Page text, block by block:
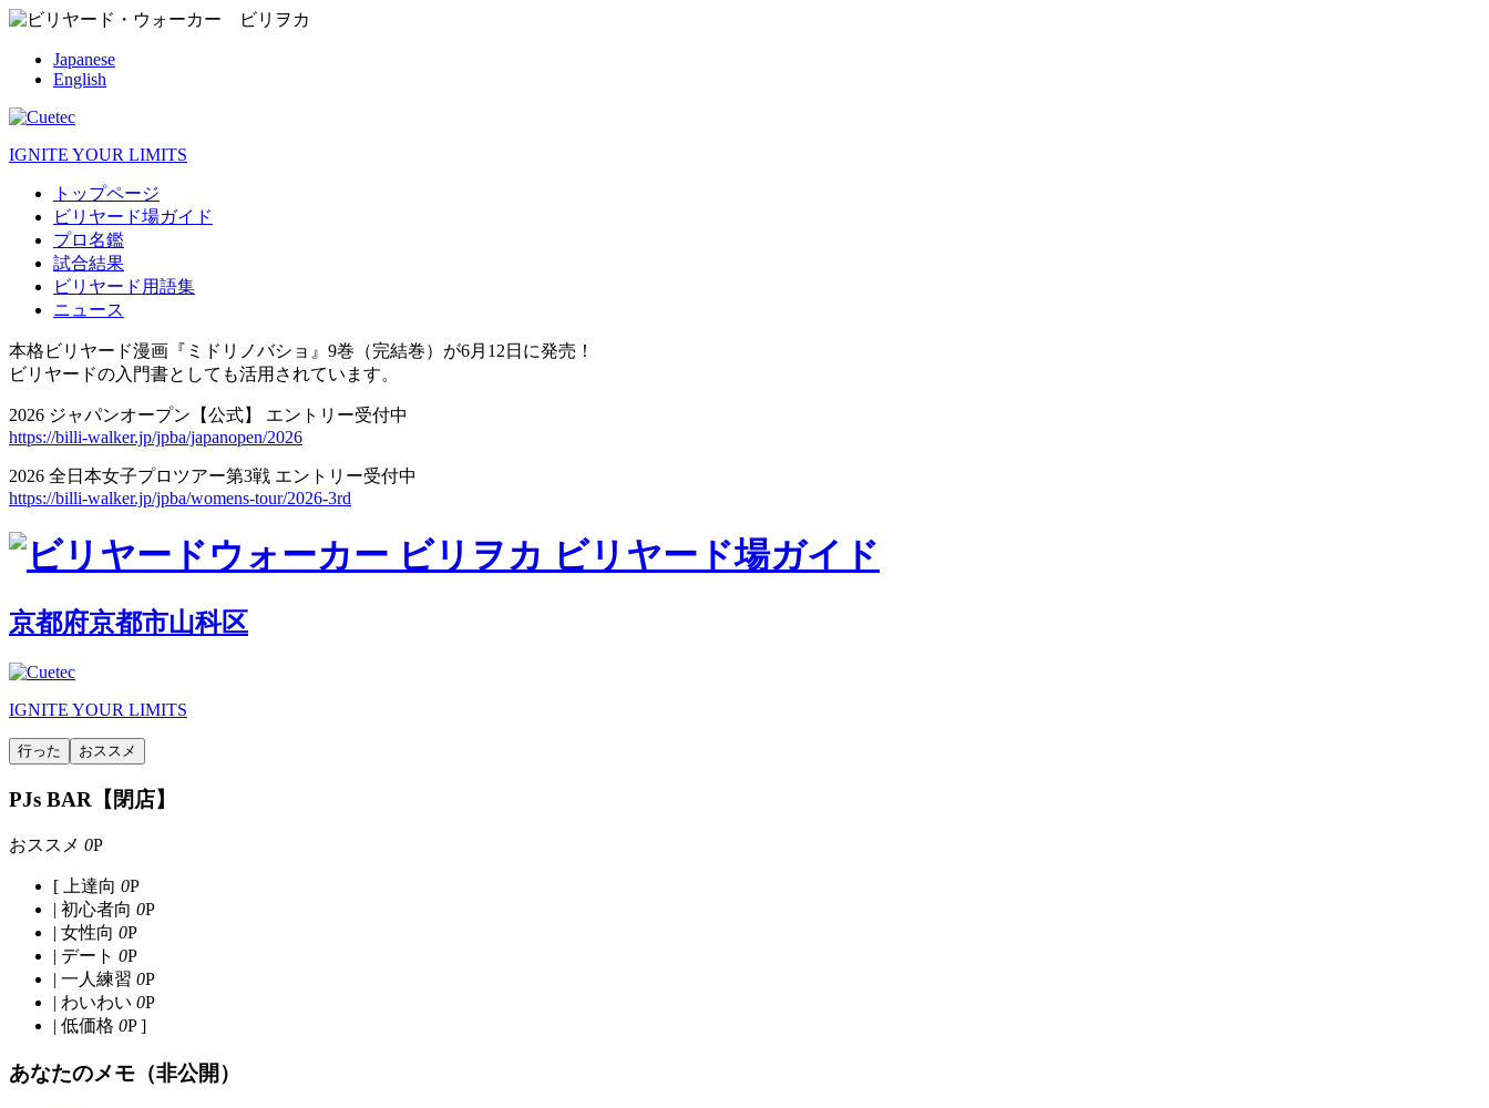
Japanese
English
IGNITE YOUR LIMITS
トップページ
ビリヤード場ガイド
プロ名鑑
試合結果
ビリヤード用語集
ニュース
本格ビリヤード漫画『ミドリノバショ』9巻（完結巻）が6月12日に発売！
ビリヤードの入門書としても活用されています。
2026 ジャパンオープン【公式】 エントリー受付中
https://billi-walker.jp/jpba/japanopen/2026
2026 全日本女子プロツアー第3戦 エントリー受付中
https://billi-walker.jp/jpba/womens-tour/2026-3rd
京都府京都市山科区
IGNITE YOUR LIMITS
行った おススメ
PJs BAR 【閉店】
おススメ 0P
[ 上達向 0P
| 初心者向 0P
| 女性向 0P
| デート 0P
| 一人練習 0P
| わいわい 0P
| 低価格 0P ]
あなたのメモ（非公開）